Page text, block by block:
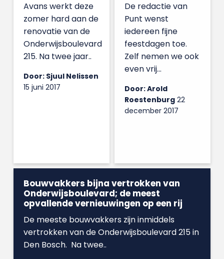
Bouwvakkers bijna vertrokken van
Onderwijsboulevard; de meest
opvallende vernieuwingen op een rij
De meeste bouwvakkers zijn inmiddels
vertrokken van de Onderwijsboulevard 215 in
Den Bosch. Na twee..
De redactie van
Punt wenst
iedereen fijne
feestdagen toe.
Zelf nemen we ook
even vrij...
Door: Arold
Roestenburg22
december 2017
Avans werkt deze
zomer hard aan de
renovatie van de
Onderwijsboulevard
215. Na twee jaar..
Door: Sjuul Nelissen
15 juni 2017